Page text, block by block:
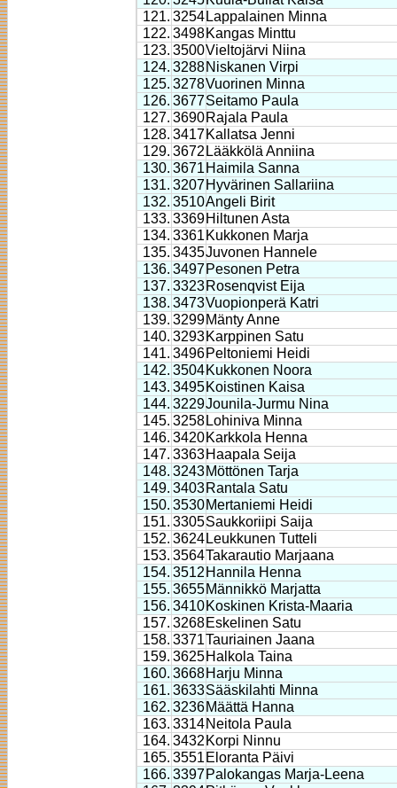
121. 3254 Lappalainen Minna
122. 3498Kangas Minttu
123. 3500Vieltojärvi Niina
124. 3288Niskanen Virpi
125. 3278Vuorinen Minna
126. 3677Seitamo Paula
127. 3690Rajala Paula
128. 3417Kallatsa Jenni
129. 3672 Lääkkölä Anniina
130. 3671 Haimila Sanna
131. 3207Hyvärinen Sallariina
132. 3510Angeli Birit
133. 3369Hiltunen Asta
134. 3361 Kukkonen Marja
135. 3435Juvonen Hannele
136. 3497Pesonen Petra
137. 3323Rosenqvist Eija
138. 3473Vuopionperä Katri
139. 3299Mänty Anne
140. 3293Karppinen Satu
141. 3496Peltoniemi Heidi
142. 3504Kukkonen Noora
143. 3495Koistinen Kaisa
144. 3229Jounila-Jurmu Nina
145. 3258 Lohiniva Minna
146. 3420Karkkola Henna
147. 3363Haapala Seija
148. 3243Möttönen Tarja
149. 3403Rantala Satu
150. 3530Mertaniemi Heidi
151. 3305Saukkoriipi Saija
152. 3624 Leukkunen Tutteli
153. 3564Takarautio Marjaana
154. 3512 Hannila Henna
155. 3655Männikkö Marjatta
156. 3410Koskinen Krista-Maaria
157. 3268Eskelinen Satu
158. 3371Tauriainen Jaana
159. 3625Halkola Taina
160. 3668Harju Minna
161. 3633Sääskilahti Minna
162. 3236Määttä Hanna
163. 3314Neitola Paula
164. 3432 Korpi Ninnu
165. 3551 Eloranta Päivi
166. 3397Palokangas Marja-Leena